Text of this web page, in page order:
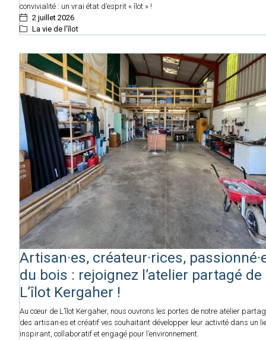
convivialité : un vrai état d’esprit « îlot » !
2 juillet 2026
La vie de l'îlot
Artisan·es, créateur·rices,
du bois : rejoignez l’atelier partagé de
L’îlot Kergaher !
Au cœur de L’îlot Kergaher, nous ouvrons les portes de notre atelier
des artisan·es et créatif·ves souhaitant développer leur activité dans un
inspirant, collaboratif et engagé pour l’environnement.